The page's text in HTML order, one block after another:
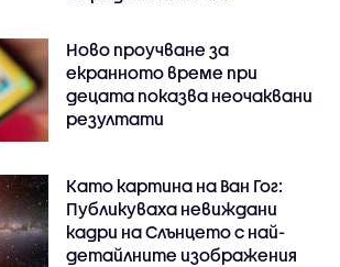
Ново проучване за
екранното време при
децата показва неочаквани
резултати
Като картина на Ван Гог:
Публикуваха невиждани
кадри на Слънцето с най-
детайлните изображения